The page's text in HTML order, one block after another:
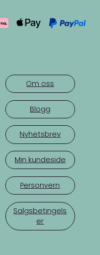
Om oss
Blogg
Nyhetsbrev
Min kundeside
Personvern
Salgsbetingels
er